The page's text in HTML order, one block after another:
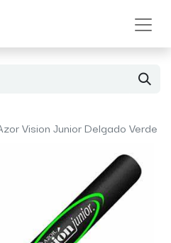
Vision Junior Delgado Verde